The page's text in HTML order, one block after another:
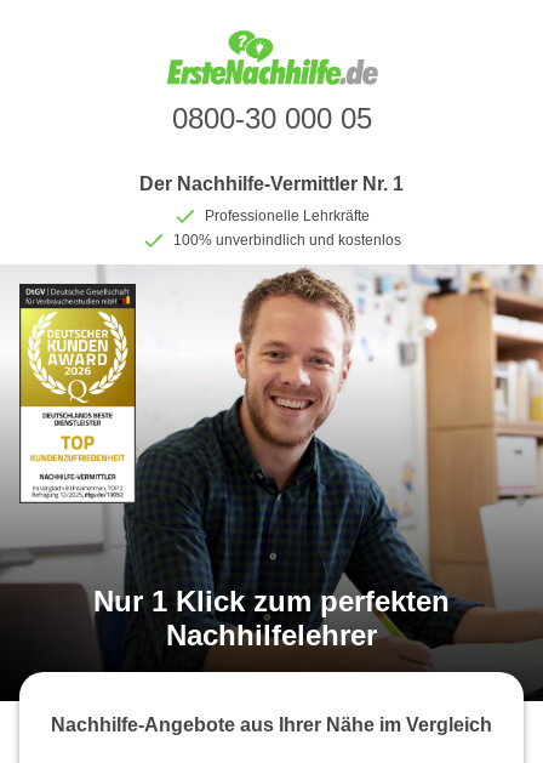
0800-30 000 05
Der Nachhilfe-Vermittler Nr. 1
Professionelle Lehrkräfte
100% unverbindlich und kostenlos
Nur 1 Klick zum perfekten
Nachhilfelehrer
Nachhilfe-Angebote aus Ihrer Nähe im Vergleich